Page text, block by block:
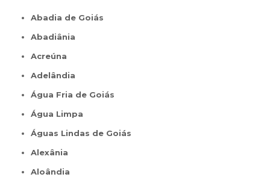
Abadia de Goiás
Abadiânia
Acreúna
Adelândia
Água Fria de Goiás
Água Limpa
Águas Lindas de Goiás
Alexânia
Aloândia